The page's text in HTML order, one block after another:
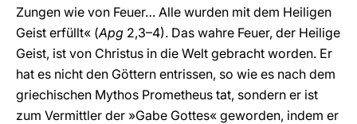
Zungen wie von Feuer… Alle wurden mit dem Heiligen
Geist erfüllt« (Apg 2,3–4). Das wahre Feuer, der Heilige
Geist, ist von Christus in die Welt gebracht worden. Er
hat es nicht den Göttern entrissen, so wie es nach dem
griechischen Mythos Prometheus tat, sondern er ist
zum Vermittler der »Gabe Gottes« geworden, indem er